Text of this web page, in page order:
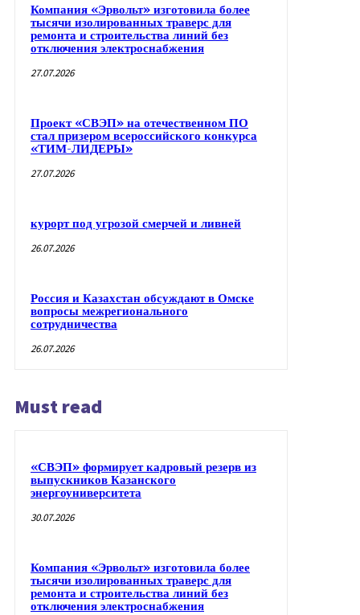
Компания «Эрвольт» изготовила более
тысячи изолированных траверс для
ремонта и строительства линий без
отключения электроснабжения
27.07.2026
Проект «СВЭП» на отечественном ПО
стал призером всероссийского конкурса
«ТИМ-ЛИДЕРЫ»
27.07.2026
курорт под угрозой смерчей и ливней
26.07.2026
Россия и Казахстан обсуждают в Омске
вопросы межрегионального
сотрудничества
26.07.2026
Must read
«СВЭП» формирует кадровый резерв из
выпускников Казанского
энергоуниверситета
30.07.2026
Компания «Эрвольт» изготовила более
тысячи изолированных траверс для
ремонта и строительства линий без
отключения электроснабжения